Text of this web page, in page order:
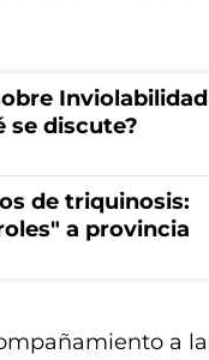
Inviolabilidad
se discute?
de triquinosis:
a provincia
a la